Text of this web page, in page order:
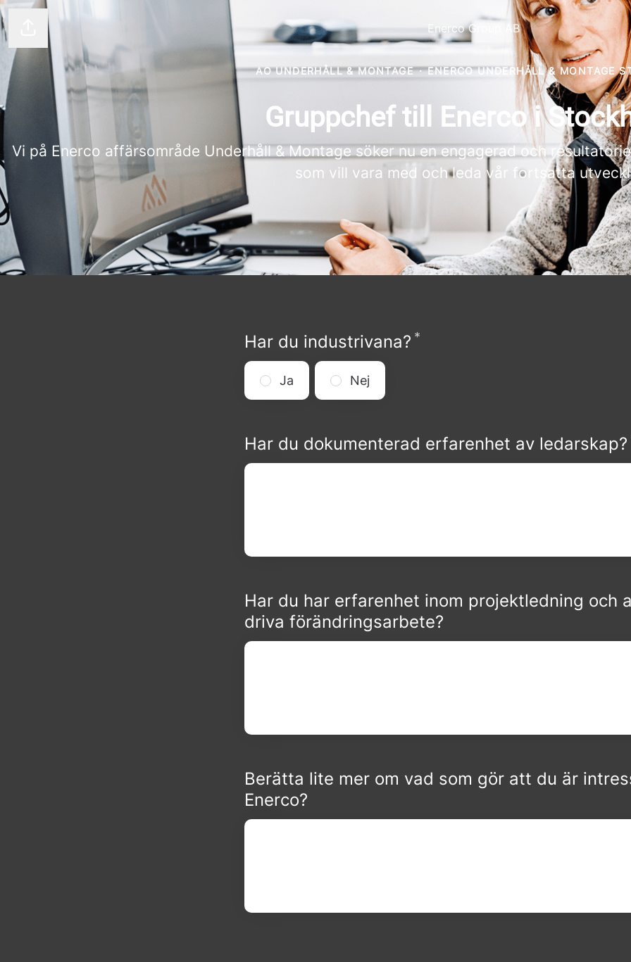
Enerco Group AB
Dela sidan
AO UNDERHÅLL & MONTAGE · ENERCO UNDERHÅLL & MONTAGE
Gruppchef till Enerco i
Vi på Enerco affärsområde Underhåll & Montage söker nu en engagerad och
som vill vara med och leda vår fortsatta
Har du industrivana? *
Ja Nej
Har du dokumenterad erfarenhet av ledarskap?
Har du har erfarenhet inom projektledning och
driva förändringsarbete?
Berätta lite mer om vad som gör att du är
Enerco?